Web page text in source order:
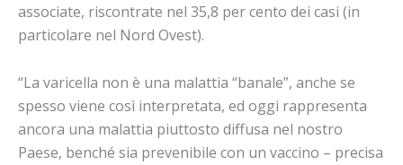
associate, riscontrate nel 35,8 per cento dei casi (in
particolare nel Nord Ovest).
“La varicella non è una malattia “banale”, anche se
spesso viene così interpretata, ed oggi rappresenta
ancora una malattia piuttosto diffusa nel nostro
Paese, benché sia prevenibile con un vaccino – precisa